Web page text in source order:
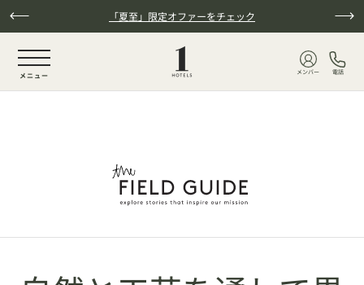
本文へスキップ 「夏至」限定オファーをチェック
NaN / 6
メニュー メンバー 電話